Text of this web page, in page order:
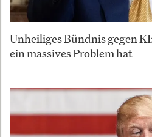
Unheiliges Bündnis gegen
ein massives Problem hat